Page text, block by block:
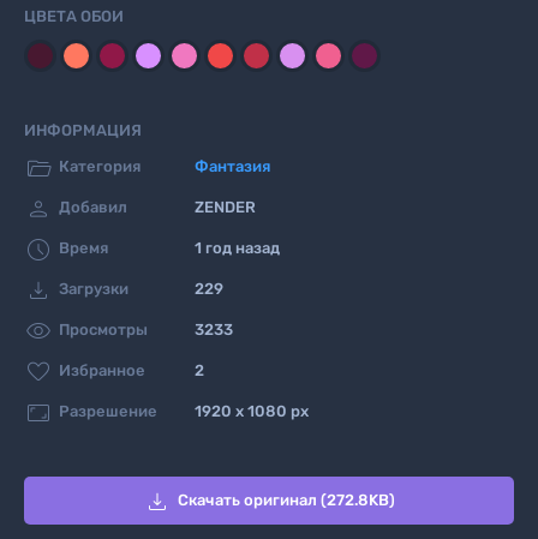
ЦВЕТА ОБОИ
ИНФОРМАЦИЯ
 Категория Фантазия
 Добавил ZENDER
 Время 1 год назад
 Загрузки 229
 Просмотры 3233
 Избранное 2
 Разрешение 1920 x 1080 px
 Скачать оригинал (272.8KB)